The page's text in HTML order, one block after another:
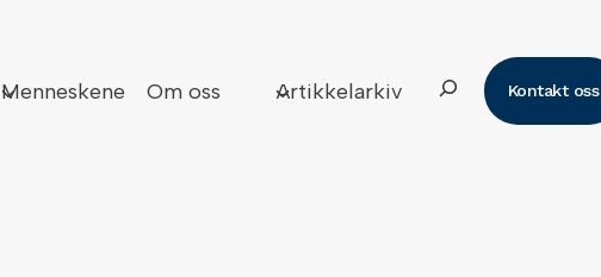
Menneskene Om oss Artikkelarkiv Søk Kontakt oss